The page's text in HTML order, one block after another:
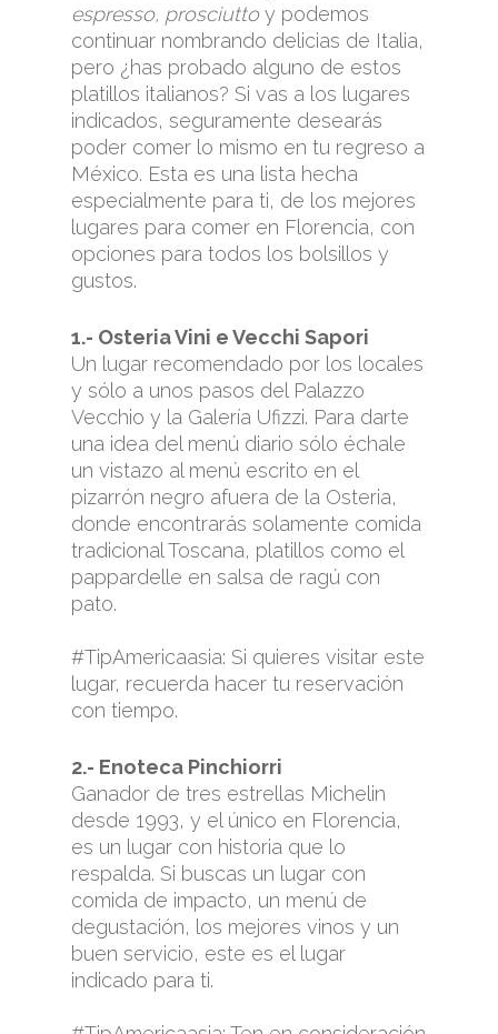
espresso, prosciuttoy podemos
continuar nombrando delicias de Italia,
pero ¿has probado alguno de estos
platillos italianos? Si vas a los lugares
indicados, seguramente desearás
poder comer lo mismo en tu regreso a
México. Esta es una lista hecha
especialmente para ti, de los mejores
lugares para comer en Florencia, con
opciones para todos los bolsillos y
gustos.
1.- Osteria Vini e Vecchi Sapori
Un lugar recomendado por los locales
y sólo a unos pasos del Palazzo
Vecchio y la Galería Ufizzi. Para darte
una idea del menú diario sólo échale
un vistazo al menú escrito en el
pizarrón negro afuera de la Osteria,
donde encontrarás solamente comida
tradicional Toscana, platillos como el
pappardelle en salsa de ragú con
pato.
#TipAmericaasia: Si quieres visitar este
lugar, recuerda hacer tu reservación
con tiempo.
2.- Enoteca Pinchiorri
Ganador de tres estrellas Michelin
desde 1993, y el único en Florencia,
es un lugar con historia que lo
respalda. Si buscas un lugar con
comida de impacto, un menú de
degustación, los mejores vinos y un
buen servicio, este es el lugar
indicado para ti.